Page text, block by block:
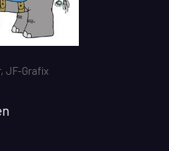
JF-Grafix